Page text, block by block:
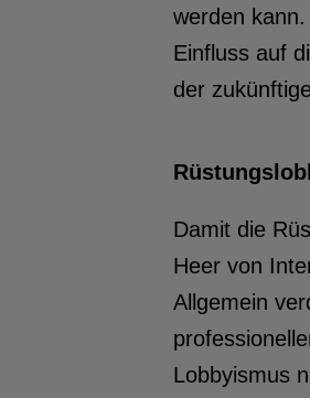
werden
Einfluss auf
der
Damit die
Heer von
Allgemein
Lobbyismus